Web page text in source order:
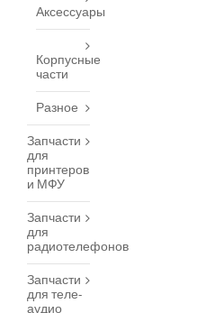
Аксессуары
Корпусные
части
Разное
Запчасти
для
принтеров
и МФУ
Запчасти
для
радиотелефонов
Запчасти
для теле-
аудио